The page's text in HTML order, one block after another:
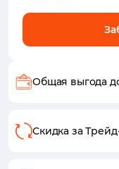
Общая выгода
Скидка за